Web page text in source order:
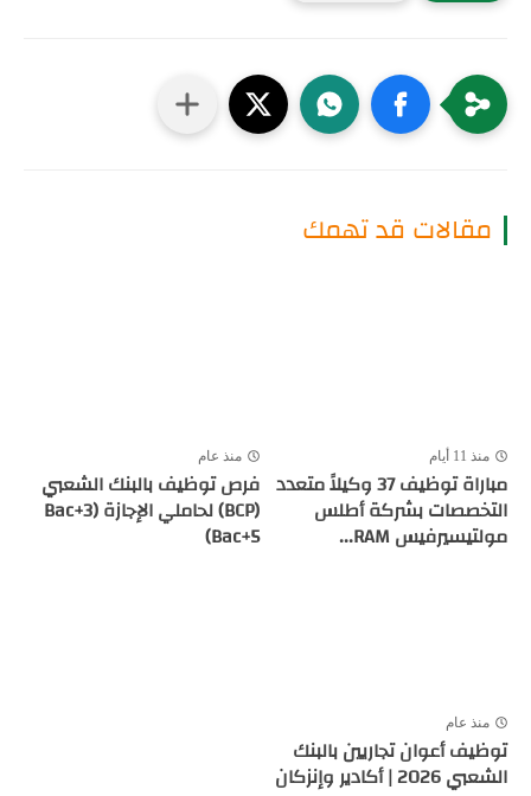
مقالات قد تهمك
منذ 11 أيام
مباراة توظيف 37 وكيلاً متعدد
التخصصات بشركة أطلس
مولتيسيرفيس RAM...
منذ عام
فرص توظيف بالبنك الشعبي
(BCP) لحاملي الإجازة (Bac+3
Bac+5)
منذ عام
توظيف أعوان تجاريين بالبنك
الشعبي 2026 | أكادير وإنزكان